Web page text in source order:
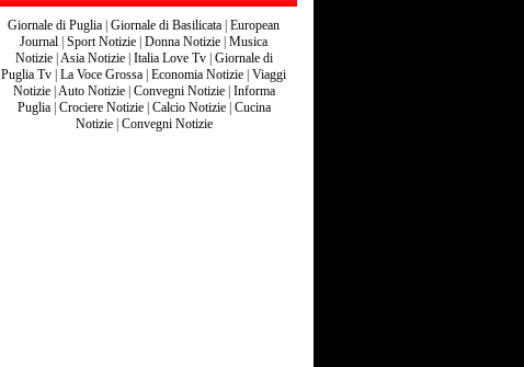
Giornale di Puglia | Giornale di Basilicata | European
Journal | Sport Notizie | Donna Notizie | Musica
Notizie|Asia Notizie| Italia Love Tv| Giornale di
Puglia Tv | La Voce Grossa | Economia Notizie | Viaggi
Notizie|Auto Notizie| Convegni Notizie| Informa
Puglia| Crociere Notizie| Calcio Notizie| Cucina
Notizie| Convegni Notizie